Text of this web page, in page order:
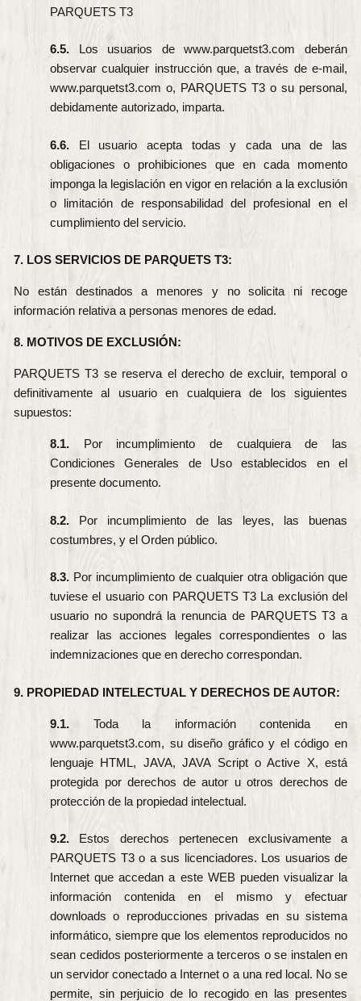
PARQUETS T3
6.5. Los usuarios de www.parquetst3.com deberán
observar cualquier instrucción que, a través de e-mail,
www.parquetst3.com o, PARQUETS T3 o su personal,
debidamente autorizado, imparta.
6.6. El usuario acepta todas y cada una de las
obligaciones o prohibiciones que en cada momento
imponga la legislación en vigor en relación a la exclusión
o limitación de responsabilidad del profesional en el
cumplimiento del servicio.
7. LOS SERVICIOS DE PARQUETS T3:
No están destinados a menores y no solicita ni recoge
información relativa a personas menores de edad.
8. MOTIVOS DE EXCLUSIÓN:
PARQUETS T3 se reserva el derecho de excluir, temporal o
definitivamente al usuario en cualquiera de los siguientes
supuestos:
8.1. Por incumplimiento de cualquiera de las
Condiciones Generales de Uso establecidos en el
presente documento.
8.2. Por incumplimiento de las leyes, las buenas
costumbres, y el Orden público.
8.3. Por incumplimiento de cualquier otra obligación que
tuviese el usuario con PARQUETS T3 La exclusión del
usuario no supondrá la renuncia de PARQUETS T3 a
realizar las acciones legales correspondientes o las
indemnizaciones que en derecho correspondan.
9. PROPIEDAD INTELECTUAL Y DERECHOS DE AUTOR:
9.1. Toda la información contenida en
www.parquetst3.com, su diseño gráfico y el código en
lenguaje HTML, JAVA, JAVA Script o Active X, está
protegida por derechos de autor u otros derechos de
protección de la propiedad intelectual.
9.2. Estos derechos pertenecen exclusivamente a
PARQUETS T3 o a sus licenciadores. Los usuarios de
Internet que accedan a este WEB pueden visualizar la
información contenida en el mismo y efectuar
downloads o reproducciones privadas en su sistema
informático, siempre que los elementos reproducidos no
sean cedidos posteriormente a terceros o se instalen en
un servidor conectado a Internet o a una red local. No se
permite, sin perjuicio de lo recogido en las presentes